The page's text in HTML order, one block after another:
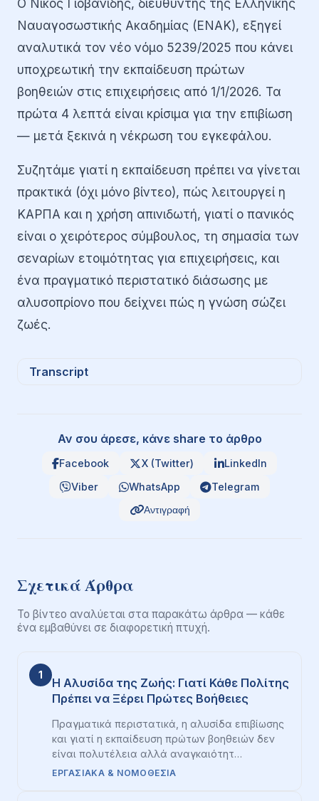
Ο Νίκος Γιοβανίδης, διευθυντής της Ελληνικής
Ναυαγοσωστικής Ακαδημίας (ΕΝΑΚ), εξηγεί
αναλυτικά τον νέο νόμο 5239/2025 που κάνει
υποχρεωτική την εκπαίδευση πρώτων
βοηθειών στις επιχειρήσεις από 1/1/2026. Τα
πρώτα 4 λεπτά είναι κρίσιμα για την επιβίωση
— μετά ξεκινά η νέκρωση του εγκεφάλου.
Συζητάμε γιατί η εκπαίδευση πρέπει να γίνεται
πρακτικά (όχι μόνο βίντεο), πώς λειτουργεί η
ΚΑΡΠΑ και η χρήση απινιδωτή, γιατί ο πανικός
είναι ο χειρότερος σύμβουλος, τη σημασία των
σεναρίων ετοιμότητας για επιχειρήσεις, και
ένα πραγματικό περιστατικό διάσωσης με
αλυσοπρίονο που δείχνει πώς η γνώση σώζει
ζωές.
Transcript
Αν σου άρεσε, κάνε share το άρθρο
Facebook X (Twitter)
LinkedIn
Viber
WhatsApp Telegram
Αντιγραφή
Σχετικά Άρθρα
Το βίντεο αναλύεται στα παρακάτω άρθρα — κάθε
ένα εμβαθύνει σε διαφορετική πτυχή.
1
Η Αλυσίδα της Ζωής: Γιατί Κάθε Πολίτης
Πρέπει να Ξέρει Πρώτες Βοήθειες
Πραγματικά περιστατικά, η αλυσίδα επιβίωσης
και γιατί η εκπαίδευση πρώτων βοηθειών δεν
είναι πολυτέλεια αλλά αναγκαιότητ…
ΕΡΓΑΣΙΑΚΆ & ΝΟΜΟΘΕΣΊΑ